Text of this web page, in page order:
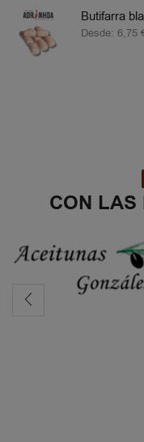
Butifarra
Desde: 6,75
CON LAS